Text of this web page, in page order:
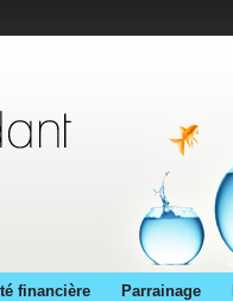
financière Parrainage